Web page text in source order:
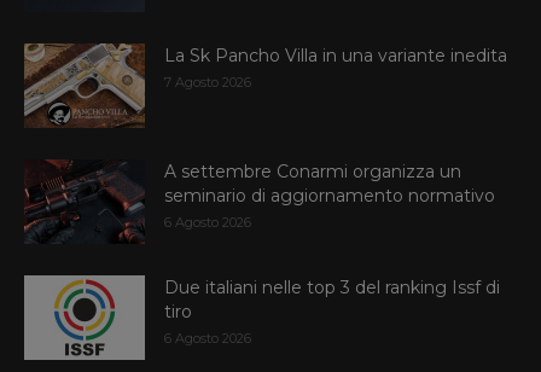
La Sk Pancho Villa in una variante inedita
7 Agosto 2026
A settembre Conarmi organizza un
seminario di aggiornamento normativo
6 Agosto 2026
Due italiani nelle top 3 del ranking Issf di
tiro
6 Agosto 2026